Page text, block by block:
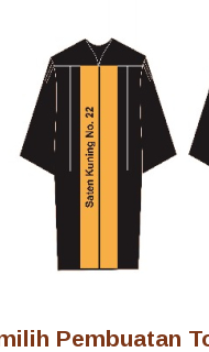
Pembuatan